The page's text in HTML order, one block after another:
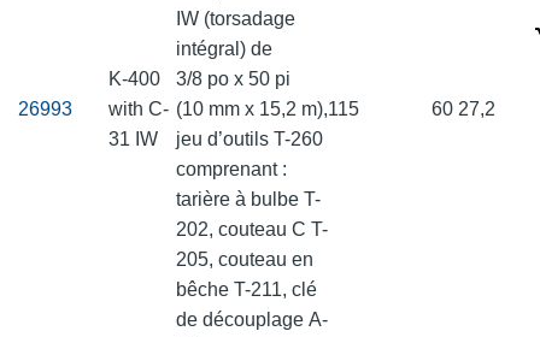
26993
K-400
with C-
31 IW
IW (torsadage
intégral) de
3/8 po x 50 pi
(10 mm x 15,2 m),
jeu d’outils T-260
comprenant :
tarière à bulbe T-
202, couteau C T-
205, couteau en
bêche T-211, clé
de découplage A-
115 60 27,2